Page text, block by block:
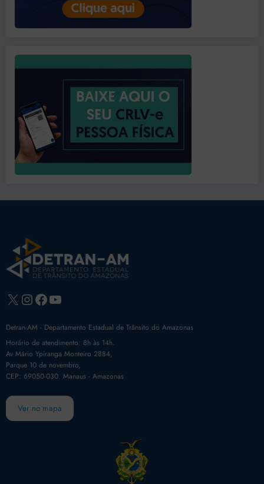
X Instagram
Facebook
Youtube
Detran-AM - Departamento Estadual de Trânsito do Amazonas
Horário de atendimento: 8h às 14h.
Av Mário Ypiranga Monteiro 2884,
Parque 10 de novembro,
CEP: 69050-030. Manaus - Amazonas
Ver no mapa